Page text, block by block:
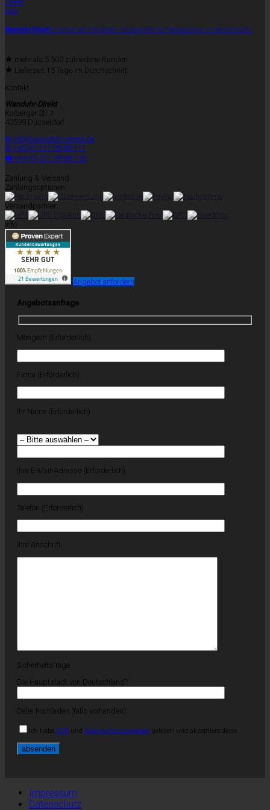
Wanduhr-Direktist einer der führenden Druckereien für Werbeuhren in Deutschland.
★ mehr als 5.500 zufriedene Kunden
★ Lieferzeit 15 Tage im Durchschnitt
Kontakt
Wanduhr-Direkt
Kolberger Str. 1
40599 Düsseldorf
✉ info@wanduhr-direkt.de
✆ +49 (0) 211 99 88 111
🖷 +49 (0) 211 99 88 120
Zahlung & Versand
Zahlungsoptionen:
Versandpartner:
Info
Angebot anfordern
Angebotsanfrage
Menge/n (Erforderlich)
Firma (Erforderlich)
Ihr Name (Erforderlich)
Ihre E-Mail-Adresse (Erforderlich)
Telefon (Erforderlich)
Ihre Anschrift
Sicherheitsfrage
Die Hauptstadt von Deutschland?
Datei hochladen (falls vorhanden):
Ich habe AGB und Datenschutzvorgaben gelesen und akzeptiere diese.
Impressum
Datenschutz